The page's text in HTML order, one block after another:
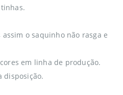
o saquinho não rasga e
em linha de produção.
disposição.